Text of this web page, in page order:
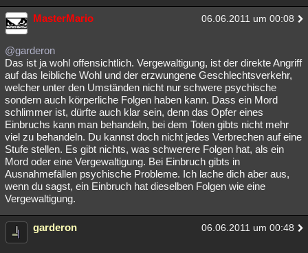
MasterMario 06.06.2011 um 00:08
@garderon
Das ist ja wohl offensichtlich. Vergewaltigung, ist der direkte Angriff
auf das leibliche Wohl und der erzwungene Geschlechtsverkehr,
welcher unter den Umständen nicht nur schwere psychische
sondern auch körperliche Folgen haben kann. Dass ein Mord
schlimmer ist, dürfte auch klar sein, denn das Opfer eines
Einbruchs kann man behandeln, bei dem Toten gibts nicht mehr
viel zu behandeln. Du kannst doch nicht jedes Verbrechen auf eine
Stufe stellen. Es gibt nichts, was schwerere Folgen hat, als ein
Mord oder eine Vergewaltigung. Bei Einbruch gibts in
Ausnahmefällen psychische Probleme. Ich lache dich aber aus,
wenn du sagst, ein Einbruch hat dieselben Folgen wie eine
Vergewaltigung.
garderon 06.06.2011 um 00:48